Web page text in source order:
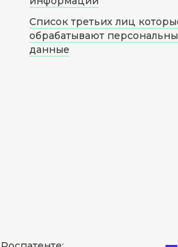
Список третьих лиц
обрабатывают
данные